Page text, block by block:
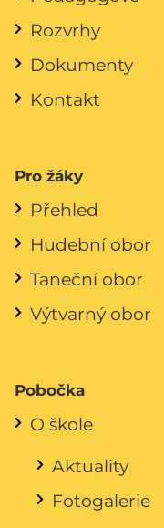
Rozvrhy
Dokumenty
Kontakt
Pro žáky
Přehled
Hudební obor
Taneční obor
Výtvarný obor
Pobočka
O škole
Aktuality
Fotogalerie